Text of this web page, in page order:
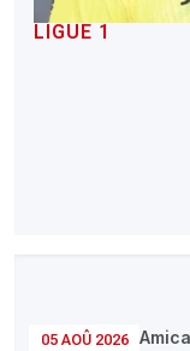
05 AOÛ 2026
LIGUE 1